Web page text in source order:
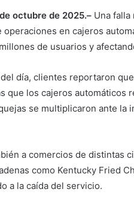
octubre de 2025.– Una
en cajeros
de usuarios y
día, clientes reportaron
que los cajeros automáticos
se multiplicaron ante
a comercios de distintas
como Kentucky Fried
a la caída del servicio.